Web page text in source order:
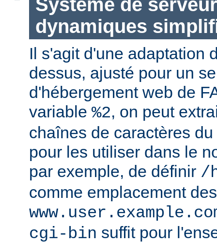
Système de
dynamiques
Il s'agit d'une adaptation
dessus, ajusté pour un
d'hébergement web de
variable %2, on peut
chaînes de caractères
pour les utiliser dans le
par exemple, de définir /
comme emplacement
cgi-bin suffit pour